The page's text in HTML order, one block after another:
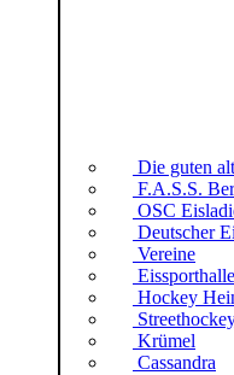
Die guten
F.A.S.S.
OSC
Deutscher
Vereine
Hockey
Krümel
Cassandra